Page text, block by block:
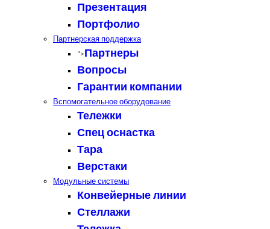
Презентация
Портфолио
Партнерская поддержка
">Партнеры
Вопросы
Гарантии компании
Вспомогательное оборудование
Тележки
Спец оснастка
Тара
Верстаки
Модульные системы
Конвейерные линии
Стеллажи